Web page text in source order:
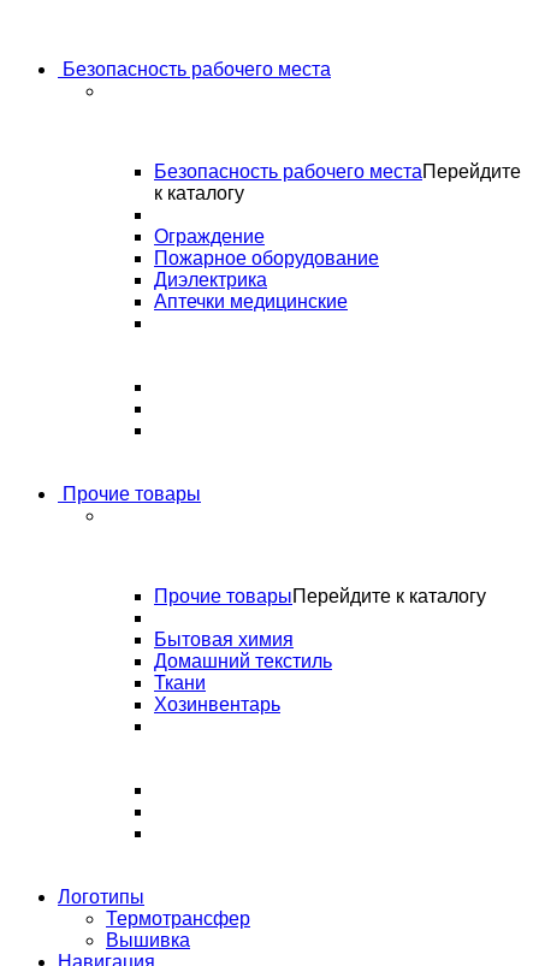
Безопасность рабочего места
Безопасность рабочего местаПерейдите
к каталогу
Ограждение
Пожарное оборудование
Диэлектрика
Аптечки медицинские
Прочие товары
Прочие товарыПерейдите к каталогу
Бытовая химия
Домашний текстиль
Ткани
Хозинвентарь
Логотипы
Термотрансфер
Вышивка
Навигация